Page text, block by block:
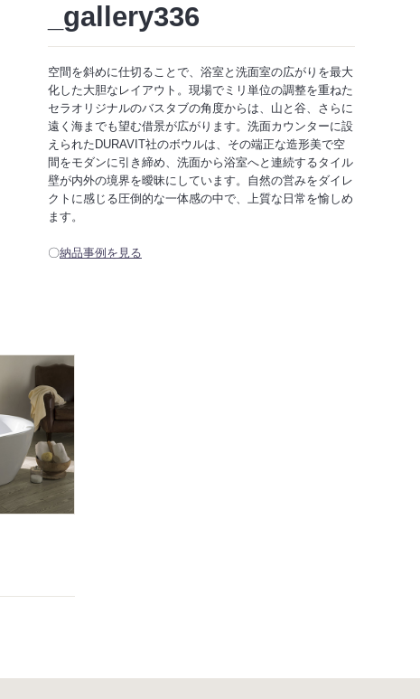
_gallery336
空間を斜めに仕切ることで、浴室と洗面室の広がりを最大
化した大胆なレイアウト。現場でミリ単位の調整を重ねた
セラオリジナルのバスタブの角度からは、山と谷、さらに
遠く海までも望む借景が広がります。洗面カウンターに設
えられたDURAVIT社のボウルは、その端正な造形美で空
間をモダンに引き締め、洗面から浴室へと連続するタイル
壁が内外の境界を曖昧にしています。自然の営みをダイレ
クトに感じる圧倒的な一体感の中で、上質な日常を愉しめ
ます。
〇納品事例を見る